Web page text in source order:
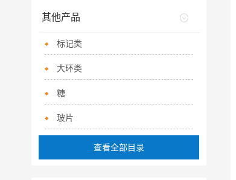
其他产品
标记类
大环类
糖
玻片
查看全部目录